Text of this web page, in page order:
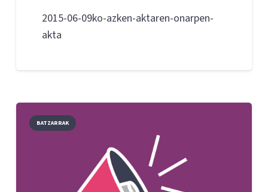
2015-06-09ko-azken-aktaren-onarpen-
akta
BATZARRAK